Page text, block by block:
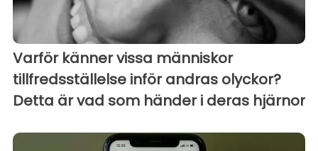
Varför känner vissa människor
tillfredsställelse inför andras olyckor?
Detta är vad som händer i deras hjärnor